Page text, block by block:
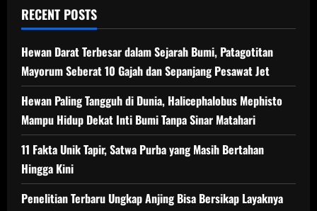
RECENT POSTS
Hewan Darat Terbesar dalam Sejarah Bumi, Patagotitan
Mayorum Seberat 10 Gajah dan Sepanjang Pesawat Jet
Hewan Paling Tangguh di Dunia, Halicephalobus Mephisto
Mampu Hidup Dekat Inti Bumi Tanpa Sinar Matahari
11 Fakta Unik Tapir, Satwa Purba yang Masih Bertahan
Hingga Kini
Penelitian Terbaru Ungkap Anjing Bisa Bersikap Layaknya